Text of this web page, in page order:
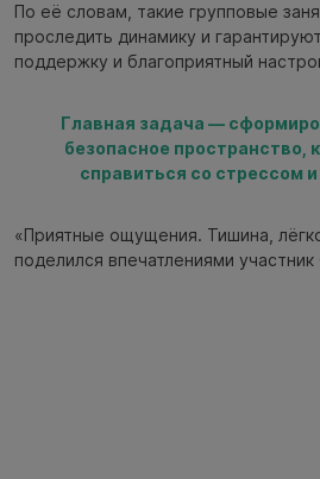
По её словам, такие групповые
проследить динамику и
поддержку и благоприятный
Главная задача —
безопасное пространство,
справиться со стрессом
«Приятные ощущения. Тишина,
поделился впечатлениями